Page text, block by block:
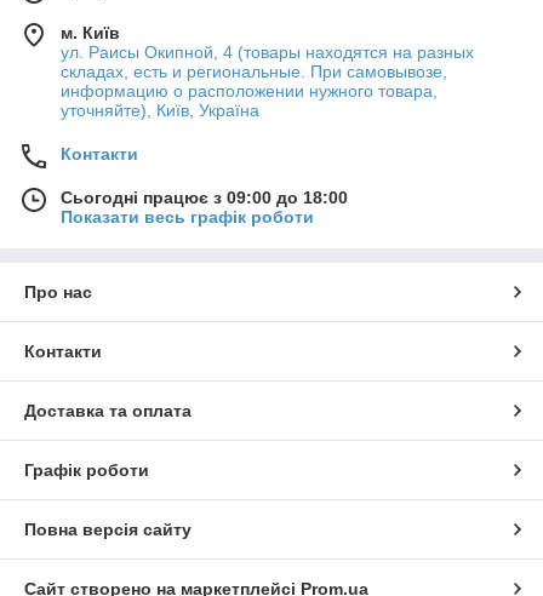
м. Київ
ул. Раисы Окипной, 4 (товары находятся на разных
складах, есть и региональные. При самовывозе,
информацию о расположении нужного товара,
уточняйте), Київ, Україна
Контакти
Сьогодні працює з 09:00 до 18:00
Показати весь графік роботи
Про нас
Контакти
Доставка та оплата
Графік роботи
Повна версія сайту
Сайт створено на маркетплейсі Prom.ua